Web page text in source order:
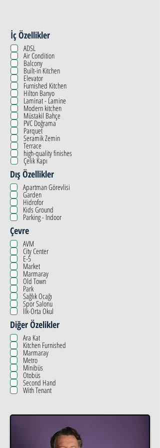
İç Özellikler
ADSL
Air Condition
Balcony
Built-in Kitchen
Elevator
Furnished Kitchen
Hilton Banyo
Laminat - Lamine
Modern kitchen
Müstakil Bahçe
PVC Doğrama
Parquet
Seramik Zemin
Terrace
high-quality finishes
Çelik Kapı
Dış Özellikler
Apartman Görevlisi
Garden
Hidrofor
Kids Ground
Parking - Indoor
Çevre
AVM
City Center
E-5
Market
Marmaray
Old Town
Park
Sağlık Ocağı
Spor Salonu
İlk-Orta Okul
Diğer Özelikler
Ara Kat
Kitchen Furnished
Marmaray
Metro
Minibüs
Otobüs
Second Hand
With Tenant